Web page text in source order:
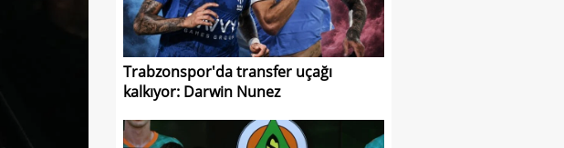
Trabzonspor'da transfer uçağı
kalkıyor: Darwin Nunez